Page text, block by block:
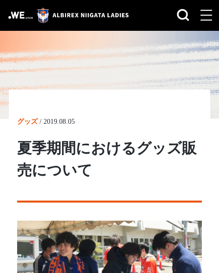
グッズ / 2019.08.05
夏季期間におけるグッズ販
売について